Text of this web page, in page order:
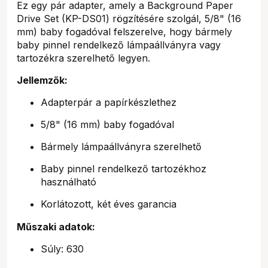
Ez egy pár adapter, amely a Background Paper
Drive Set (KP-DS01) rögzítésére szolgál, 5/8" (16
mm) baby fogadóval felszerelve, hogy bármely
baby pinnel rendelkező lámpaállványra vagy
tartozékra szerelhető legyen.
Jellemzők:
Adapterpár a papírkészlethez
5/8" (16 mm) baby fogadóval
Bármely lámpaállványra szerelhető
Baby pinnel rendelkező tartozékhoz
használható
Korlátozott, két éves garancia
Műszaki adatok:
Súly: 630